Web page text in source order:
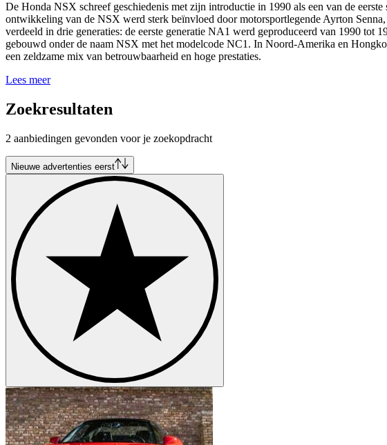
De Honda NSX schreef geschiedenis met zijn introductie in 1990 als een van de
ontwikkeling van de NSX werd sterk beïnvloed door motorsportlegende Ayrton
verdeeld in drie generaties: de eerste generatie NA1 werd geproduceerd van 1990
gebouwd onder de naam NSX met het modelcode NC1. In Noord-Amerika en
een zeldzame mix van betrouwbaarheid en hoge prestaties.
Lees meer
Zoekresultaten
2 aanbiedingen gevonden voor je zoekopdracht
Nieuwe advertenties eerst